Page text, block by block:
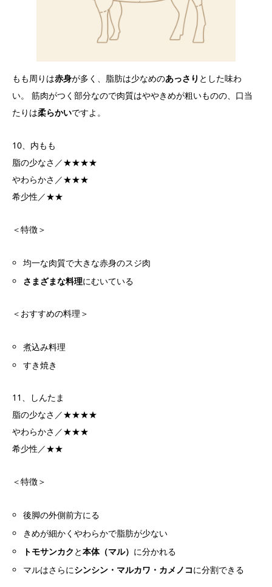
もも周りは赤身が多く、脂肪は少なめのあっさり とした味わ
い。 筋肉がつく部分なので肉質はややきめが粗いものの、口当
たりは柔らかいですよ。
10、内もも
脂の少なさ／★★★★
やわらかさ／★★★
希少性／★★
＜特徴＞
均一な肉質で大きな赤身のスジ肉
さまざまな料理にむいている
＜おすすめの料理＞
煮込み料理
すき焼き
11、しんたま
脂の少なさ／★★★★
やわらかさ／★★★
希少性／★★
＜特徴＞
後脚の外側前方にる
きめが細かくやわらかで脂肪が少ない
トモサンカク と本体（マル） に分かれる
マルはさらにシンシン・マルカワ・カメノコに分割できる